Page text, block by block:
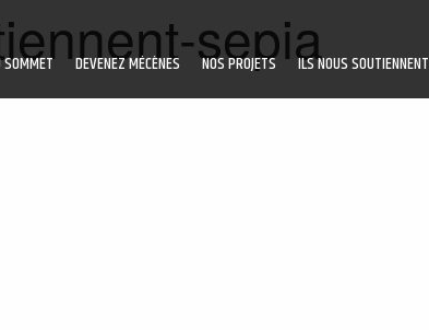
DEVENEZ MÉCÈNES NOS PROJETS ILS NOUS SOUTIENNENT
sepia